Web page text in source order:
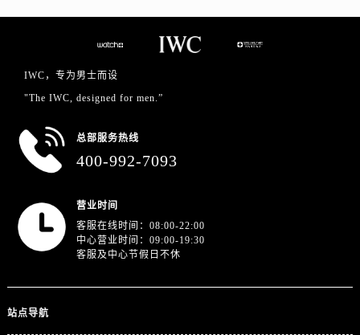
浙江省绍兴市越城区胜利东路379号世茂天际中心写字楼8层805室万国售后服务中心（需提前预约）
广东省广州市天河区天河路230号万菱汇国际中心A塔7层704室万国售后服务中心（需提前预约）
IWC，专为男士而设
"The IWC, designed for men.”
总部服务热线
400-992-7093
营业时间
客服在线时间：08:00-22:00
中心营业时间：09:00-19:30
客服及中心节假日不休
站点导航